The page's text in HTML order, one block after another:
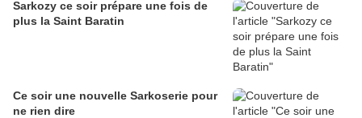
Sarkozy ce soir prépare une fois de
plus la Saint Baratin
Ce soir une nouvelle Sarkoserie pour
ne rien dire